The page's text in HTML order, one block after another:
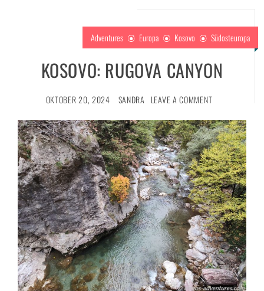
Adventures Europa Kosovo Südosteuropa
KOSOVO: RUGOVA CANYON
OKTOBER 20, 2024 SANDRA LEAVE A COMMENT